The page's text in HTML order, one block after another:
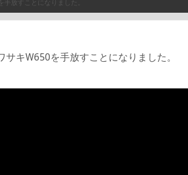
放すことになりました。
キW650を手放すことになりました。